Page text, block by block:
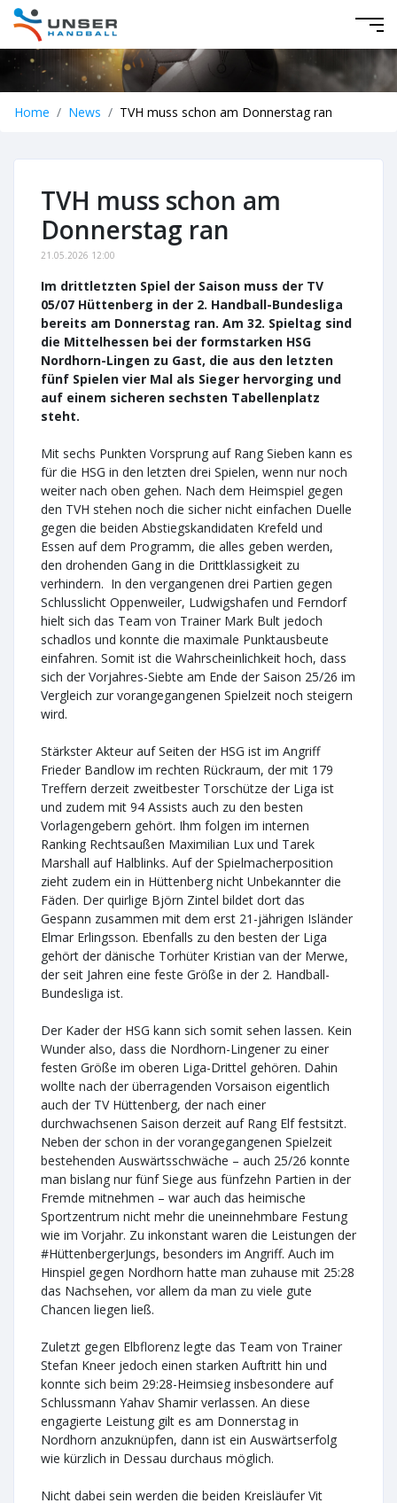
Home News TVH muss schon am Donnerstag ran
TVH muss schon am
Donnerstag ran
21.05.2026 12:00
Im drittletzten Spiel der Saison muss der TV
05/07 Hüttenberg in der 2. Handball-Bundesliga
bereits am Donnerstag ran. Am 32. Spieltag sind
die Mittelhessen bei der formstarken HSG
Nordhorn-Lingen zu Gast, die aus den letzten
fünf Spielen vier Mal als Sieger hervorging und
auf einem sicheren sechsten Tabellenplatz
steht.
Mit sechs Punkten Vorsprung auf Rang Sieben kann es
für die HSG in den letzten drei Spielen, wenn nur noch
weiter nach oben gehen. Nach dem Heimspiel gegen
den TVH stehen noch die sicher nicht einfachen Duelle
gegen die beiden Abstiegskandidaten Krefeld und
Essen auf dem Programm, die alles geben werden,
den drohenden Gang in die Drittklassigkeit zu
verhindern. In den vergangenen drei Partien gegen
Schlusslicht Oppenweiler, Ludwigshafen und Ferndorf
hielt sich das Team von Trainer Mark Bult jedoch
schadlos und konnte die maximale Punktausbeute
einfahren. Somit ist die Wahrscheinlichkeit hoch, dass
sich der Vorjahres-Siebte am Ende der Saison 25/26 im
Vergleich zur vorangegangenen Spielzeit noch steigern
wird.
Stärkster Akteur auf Seiten der HSG ist im Angriff
Frieder Bandlow im rechten Rückraum, der mit 179
Treffern derzeit zweitbester Torschütze der Liga ist
und zudem mit 94 Assists auch zu den besten
Vorlagengebern gehört. Ihm folgen im internen
Ranking Rechtsaußen Maximilian Lux und Tarek
Marshall auf Halblinks. Auf der Spielmacherposition
zieht zudem ein in Hüttenberg nicht Unbekannter die
Fäden. Der quirlige Björn Zintel bildet dort das
Gespann zusammen mit dem erst 21-jährigen Isländer
Elmar Erlingsson. Ebenfalls zu den besten der Liga
gehört der dänische Torhüter Kristian van der Merwe,
der seit Jahren eine feste Größe in der 2. Handball-
Bundesliga ist.
Der Kader der HSG kann sich somit sehen lassen. Kein
Wunder also, dass die Nordhorn-Lingener zu einer
festen Größe im oberen Liga-Drittel gehören. Dahin
wollte nach der überragenden Vorsaison eigentlich
auch der TV Hüttenberg, der nach einer
durchwachsenen Saison derzeit auf Rang Elf festsitzt.
Neben der schon in der vorangegangenen Spielzeit
bestehenden Auswärtsschwäche – auch 25/26 konnte
man bislang nur fünf Siege aus fünfzehn Partien in der
Fremde mitnehmen – war auch das heimische
Sportzentrum nicht mehr die uneinnehmbare Festung
wie im Vorjahr. Zu inkonstant waren die Leistungen der
#HüttenbergerJungs, besonders im Angriff. Auch im
Hinspiel gegen Nordhorn hatte man zuhause mit 25:28
das Nachsehen, vor allem da man zu viele gute
Chancen liegen ließ.
Zuletzt gegen Elbflorenz legte das Team von Trainer
Stefan Kneer jedoch einen starken Auftritt hin und
konnte sich beim 29:28-Heimsieg insbesondere auf
Schlussmann Yahav Shamir verlassen. An diese
engagierte Leistung gilt es am Donnerstag in
Nordhorn anzuknüpfen, dann ist ein Auswärtserfolg
wie kürzlich in Dessau durchaus möglich.
Nicht dabei sein werden die beiden Kreisläufer Vit